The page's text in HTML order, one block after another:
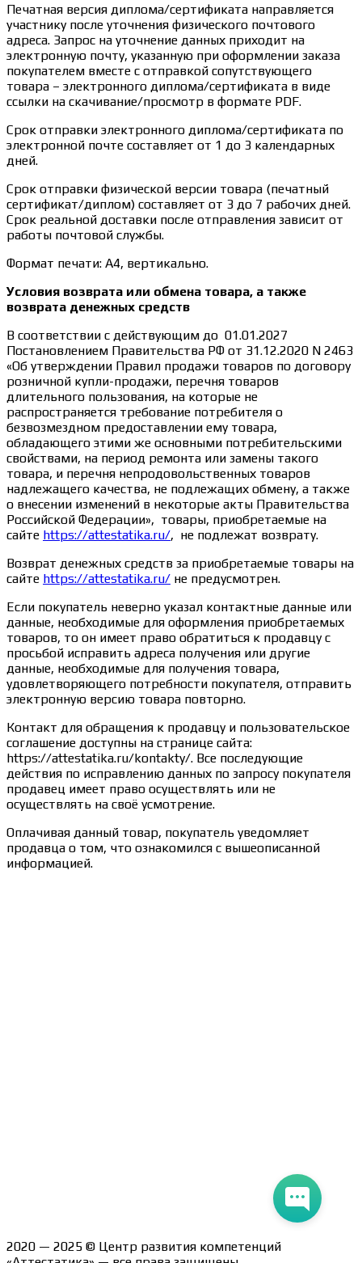
Печатная версия диплома/сертификата направляется
участнику после уточнения физического почтового
адреса. Запрос на уточнение данных приходит на
электронную почту, указанную при оформлении заказа
покупателем вместе с отправкой сопутствующего
товара – электронного диплома/сертификата в виде
ссылки на скачивание/просмотр в формате PDF.
Срок отправки электронного диплома/сертификата по
электронной почте составляет от 1 до 3 календарных
дней.
Срок отправки физической версии товара (печатный
сертификат/диплом) составляет от 3 до 7 рабочих дней.
Срок реальной доставки после отправления зависит от
работы почтовой службы.
Формат печати: А4, вертикально.
Условия возврата или обмена товара, а также
возврата денежных средств
В соответствии с действующим до 01.01.2027
Постановлением Правительства РФ от 31.12.2020 N 2463
«Об утверждении Правил продажи товаров по договору
розничной купли-продажи, перечня товаров
длительного пользования, на которые не
распространяется требование потребителя о
безвозмездном предоставлении ему товара,
обладающего этими же основными потребительскими
свойствами, на период ремонта или замены такого
товара, и перечня непродовольственных товаров
надлежащего качества, не подлежащих обмену, а также
о внесении изменений в некоторые акты Правительства
Российской Федерации», товары, приобретаемые на
сайте https://attestatika.ru/, не подлежат возврату.
Возврат денежных средств за приобретаемые товары на
сайте https://attestatika.ru/ не предусмотрен.
Если покупатель неверно указал контактные данные или
данные, необходимые для оформления приобретаемых
товаров, то он имеет право обратиться к продавцу с
просьбой исправить адреса получения или другие
данные, необходимые для получения товара,
удовлетворяющего потребности покупателя, отправить
электронную версию товара повторно.
Контакт для обращения к продавцу и пользовательское
соглашение доступны на странице сайта:
https://attestatika.ru/kontakty/. Все последующие
действия по исправлению данных по запросу покупателя
продавец имеет право осуществлять или не
осуществлять на своё усмотрение.
Оплачивая данный товар, покупатель уведомляет
продавца о том, что ознакомился с вышеописанной
информацией.
Лицензия на образовательную деятельность Л035-
2020 — 2025 © Центр развития компетенций